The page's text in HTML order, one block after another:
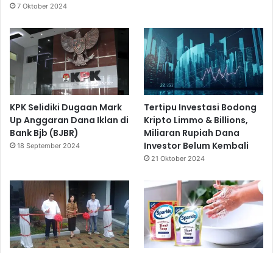
7 Oktober 2024
KPK Selidiki Dugaan Mark
Up Anggaran Dana Iklan di
Bank Bjb (BJBR)
18 September 2024
Tertipu Investasi Bodong
Kripto Limmo & Billions,
Miliaran Rupiah Dana
Investor Belum Kembali
21 Oktober 2024